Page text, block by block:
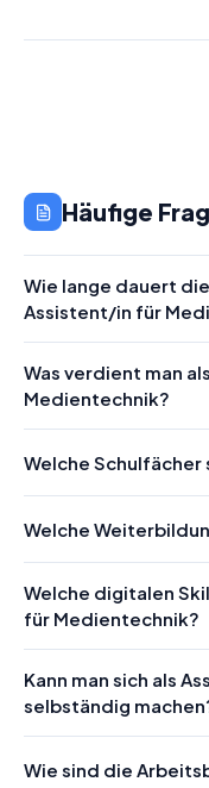
Häufige
Wie lange dauert
Assistent/in für
Was verdient man
Medientechnik?
Welche Schulfächer
Welche
Welche digitalen
für Medientechnik?
Kann man sich als
selbständig
Wie sind die